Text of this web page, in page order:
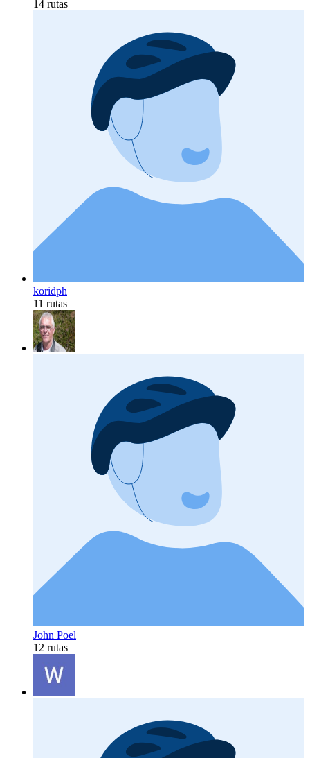
14 rutas
koridph
11 rutas
John Poel
12 rutas